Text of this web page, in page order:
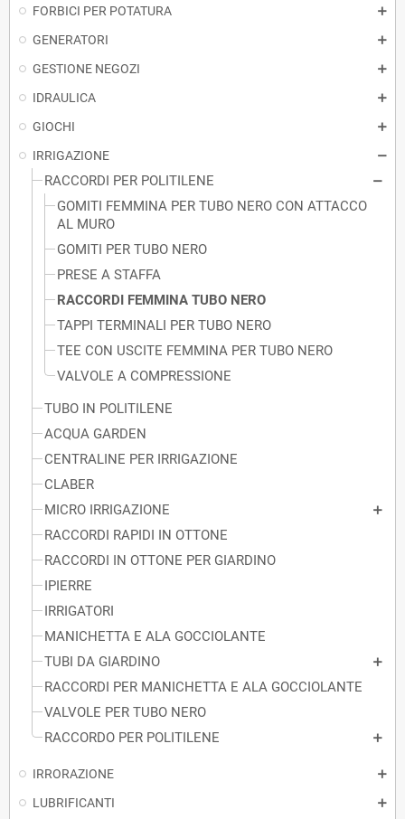
FORBICI PER POTATURA
GENERATORI
GESTIONE NEGOZI
IDRAULICA
GIOCHI
IRRIGAZIONE
RACCORDI PER POLITILENE
GOMITI FEMMINA PER TUBO NERO CON ATTACCO
AL MURO
GOMITI PER TUBO NERO
PRESE A STAFFA
RACCORDI FEMMINA TUBO NERO
TAPPI TERMINALI PER TUBO NERO
TEE CON USCITE FEMMINA PER TUBO NERO
VALVOLE A COMPRESSIONE
TUBO IN POLITILENE
ACQUA GARDEN
CENTRALINE PER IRRIGAZIONE
CLABER
MICRO IRRIGAZIONE
RACCORDI RAPIDI IN OTTONE
RACCORDI IN OTTONE PER GIARDINO
IPIERRE
IRRIGATORI
MANICHETTA E ALA GOCCIOLANTE
TUBI DA GIARDINO
RACCORDI PER MANICHETTA E ALA GOCCIOLANTE
VALVOLE PER TUBO NERO
RACCORDO PER POLITILENE
IRRORAZIONE
LUBRIFICANTI